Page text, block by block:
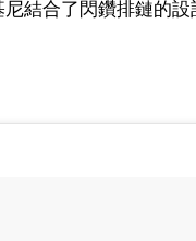
結合了閃鑽排鏈的